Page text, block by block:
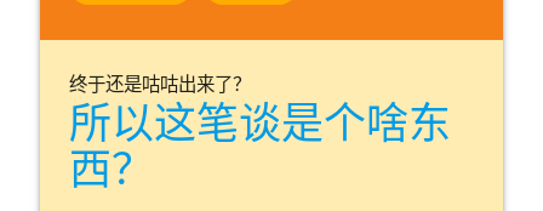
终于还是咕咕出来了？
所以这笔谈是个啥东
西？